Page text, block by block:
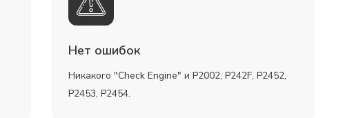
Нет ошибок
Никакого "Check Engine" и P2002, P242F, P2452,
P2453, P2454.